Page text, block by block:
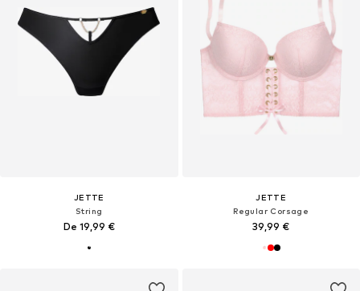
JETTE
String
De 19,99 €
JETTE
Regular Corsage
39,99 €